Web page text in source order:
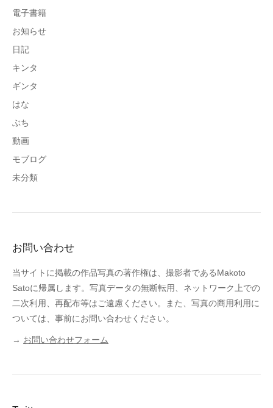
電子書籍
お知らせ
日記
キンタ
ギンタ
はな
ぶち
動画
モブログ
未分類
お問い合わせ
当サイトに掲載の作品写真の著作権は、撮影者であるMakoto
Satoに帰属します。写真データの無断転用、ネットワーク上での
二次利用、再配布等はご遠慮ください。また、写真の商用利用に
ついては、事前にお問い合わせください。
→ お問い合わせフォーム